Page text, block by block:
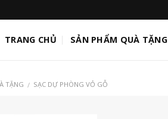
TRANG CHỦ SẢN PHẨM QUÀ TẶNG
TẶNG / SẠC DỰ PHÒNG VỎ GỖ